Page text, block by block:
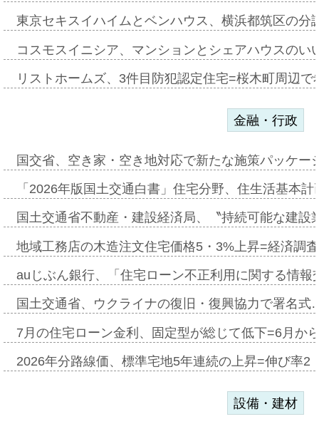
東京セキスイハイムとベンハウス、横浜都筑区の
コスモスイニシア、マンションとシェアハウスの
リストホームズ、3件目防犯認定住宅=桜木町周辺
金融・行政
国交省、空き家・空き地対応で新たな施策パッケ
「2026年版国土交通白書」住宅分野、住生活基本
国土交通省不動産・建設経済局、〝持続可能な建
地域工務店の木造注文住宅価格5・3%上昇=経済調
auじぶん銀行、「住宅ローン不正利用に関する情
国土交通省、ウクライナの復旧・復興協力で署名
7月の住宅ローン金利、固定型が総じて低下=6月か
2026年分路線価、標準宅地5年連続の上昇=伸び率
設備・建材